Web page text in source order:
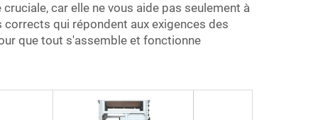
car elle ne vous aide pas seulement à
qui répondent aux exigences des
que tout s'assemble et fonctionne